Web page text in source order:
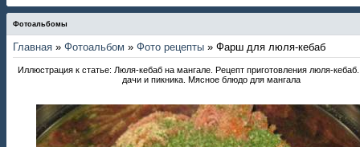
Фотоальбомы
Главная » Фотоальбом » Фото рецепты » Фарш для люля-кебаб
Иллюстрация к статье: Люля-кебаб на мангале. Рецепт приготовления люля-
дачи и пикника. Мясное блюдо для мангала